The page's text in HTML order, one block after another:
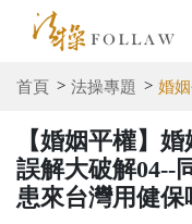
首頁 法操專題 婚
【婚姻平權】
誤解大破解04--
患來台灣用健保